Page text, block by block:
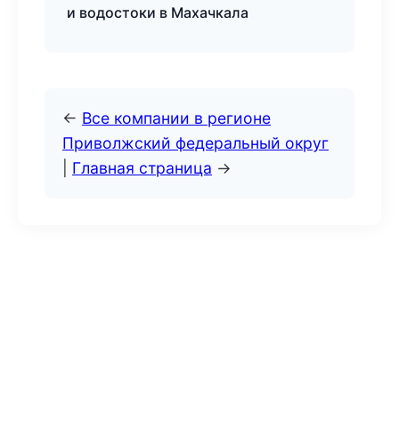
и водостоки в Махачкала
← Все компании в регионе
Приволжский федеральный округ
Главная страница →